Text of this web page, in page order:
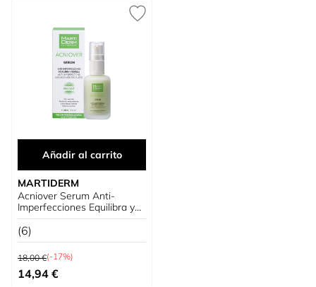
Añadir al carrito
MARTIDERM
Acniover Serum Anti-
Imperfecciones Equilibra y
Regula
(6)
Precio habitual
18,00 €(-17%)
Precio especial
14,94 €